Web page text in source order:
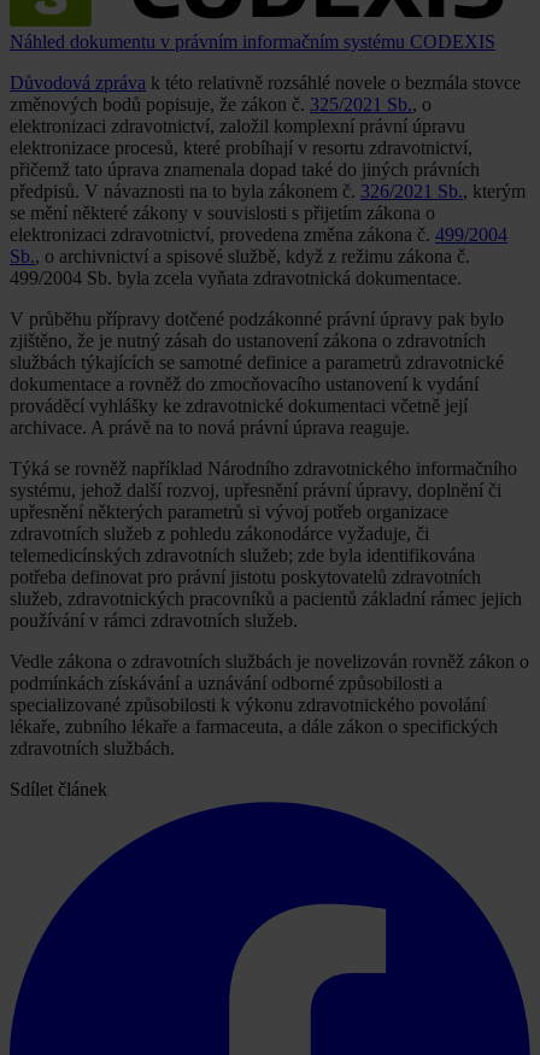
Náhled dokumentu v právním informačním systému CODEXIS
Důvodová zpráva k této relativně rozsáhlé novele o bezmála stovce
změnových bodů popisuje, že zákon č. 325/2021 Sb., o
elektronizaci zdravotnictví, založil komplexní právní úpravu
elektronizace procesů, které probíhají v resortu zdravotnictví,
přičemž tato úprava znamenala dopad také do jiných právních
předpisů. V návaznosti na to byla zákonem č. 326/2021 Sb., kterým
se mění některé zákony v souvislosti s přijetím zákona o
elektronizaci zdravotnictví, provedena změna zákona č. 499/2004
Sb., o archivnictví a spisové službě, když z režimu zákona č.
499/2004 Sb. byla zcela vyňata zdravotnická dokumentace.
V průběhu přípravy dotčené podzákonné právní úpravy pak bylo
zjištěno, že je nutný zásah do ustanovení zákona o zdravotních
službách týkajících se samotné definice a parametrů zdravotnické
dokumentace a rovněž do zmocňovacího ustanovení k vydání
prováděcí vyhlášky ke zdravotnické dokumentaci včetně její
archivace. A právě na to nová právní úprava reaguje.
Týká se rovněž například Národního zdravotnického informačního
systému, jehož další rozvoj, upřesnění právní úpravy, doplnění či
upřesnění některých parametrů si vývoj potřeb organizace
zdravotních služeb z pohledu zákonodárce vyžaduje, či
telemedicínských zdravotních služeb; zde byla identifikována
potřeba definovat pro právní jistotu poskytovatelů zdravotních
služeb, zdravotnických pracovníků a pacientů základní rámec jejich
používání v rámci zdravotních služeb.
Vedle zákona o zdravotních službách je novelizován rovněž zákon o
podmínkách získávání a uznávání odborné způsobilosti a
specializované způsobilosti k výkonu zdravotnického povolání
lékaře, zubního lékaře a farmaceuta, a dále zákon o specifických
zdravotních službách.
Sdílet článek